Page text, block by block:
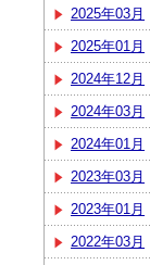
2025年03月
2025年01月
2024年12月
2024年03月
2024年01月
2023年03月
2023年01月
2022年03月